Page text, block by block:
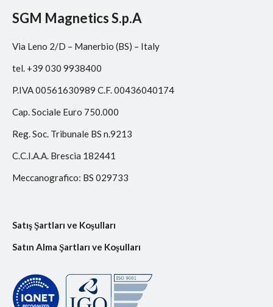
SGM Magnetics S.p.A
Via Leno 2/D – Manerbio (BS) – Italy
tel. +39 030 9938400
P.IVA 00561630989 C.F. 00436040174
Cap. Sociale Euro 750.000
Reg. Soc. Tribunale BS n.9213
C.C.I.A.A. Brescia 182441
Meccanografico: BS 029733
Satış Şartları ve Koşulları
Satın Alma Şartları ve Koşulları